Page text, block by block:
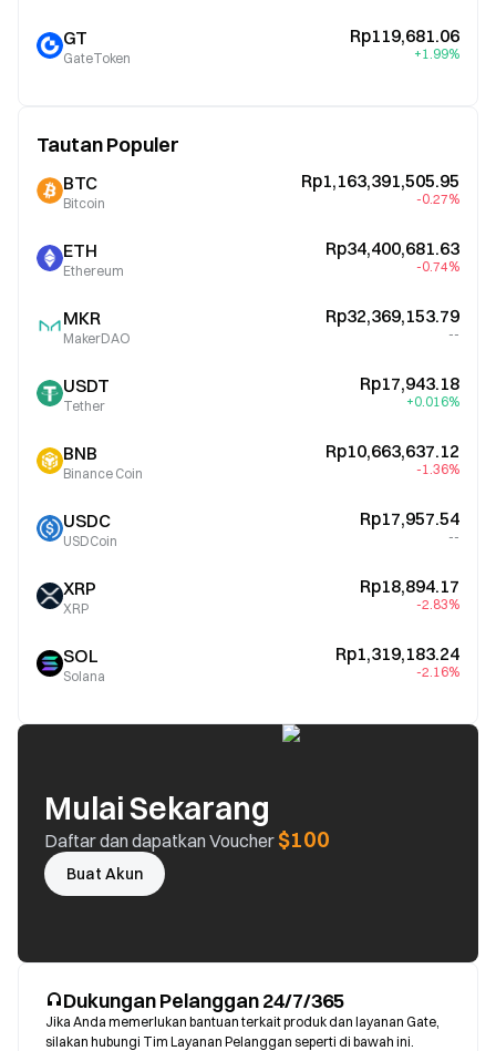
GT
GateToken
Rp119,681.06
+1.99%
Tautan Populer
BTC
Bitcoin
Rp1,163,391,505.95
-0.27%
ETH
Ethereum
Rp34,400,681.63
-0.74%
MKR
MakerDAO
Rp32,369,153.79
--
USDT
Tether
Rp17,943.18
+0.016%
BNB
Binance Coin
Rp10,663,637.12
-1.36%
USDC
USDCoin
Rp17,957.54
--
XRP
XRP
Rp18,894.17
-2.83%
SOL
Solana
Rp1,319,183.24
-2.16%
Mulai Sekarang
Daftar dan dapatkan Voucher$100
Buat Akun
Dukungan Pelanggan 24/7/365
Jika Anda memerlukan bantuan terkait produk dan layanan Gate,
silakan hubungi Tim Layanan Pelanggan seperti di bawah ini.